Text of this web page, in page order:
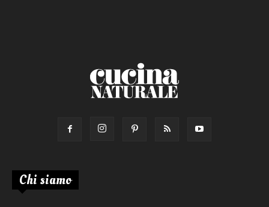
Chi siamo